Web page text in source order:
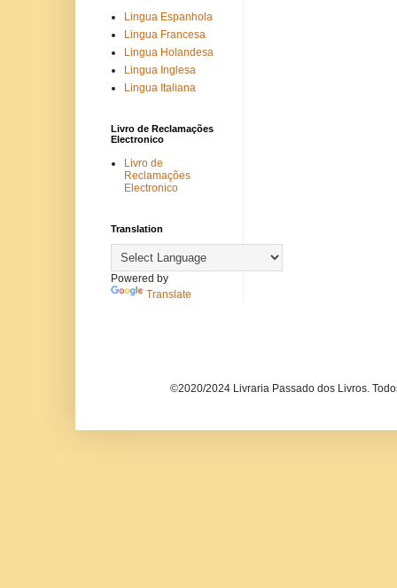
Lingua Espanhola
Lingua Francesa
Lingua Holandesa
Lingua Inglesa
Lingua Italiana
Livro de Reclamações
Electronico
Livro de
Reclamações
Electronico
Translation
Powered by
Translate
©2020/2024 Livraria Passado dos Livros.